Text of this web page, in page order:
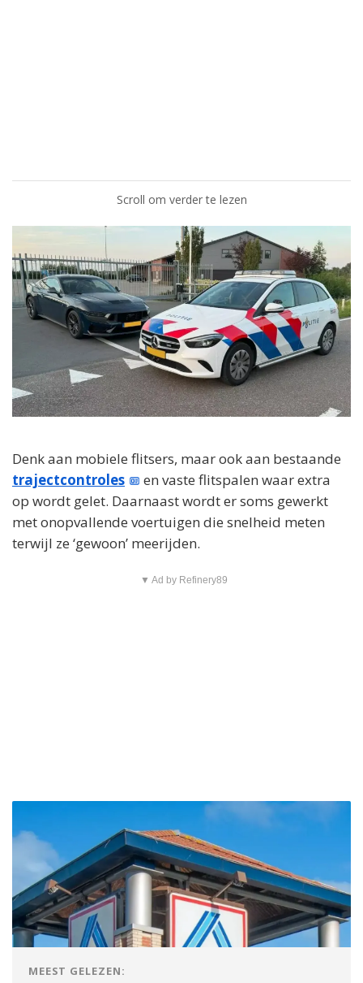
Scroll om verder te lezen
Denk aan mobiele flitsers, maar ook aan bestaande
trajectcontroles
en vaste flitspalen waar extra
op wordt gelet. Daarnaast wordt er soms gewerkt
met onopvallende voertuigen die snelheid meten
terwijl ze ‘gewoon’ meerijden.
▼ Ad by Refinery89
MEEST GELEZEN: